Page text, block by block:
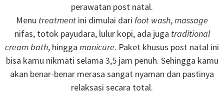
perawatan post natal.
Menu treatment ini dimulai dari foot wash,massage
nifas, totok payudara, lulur kopi, ada juga traditional
cream bath, hingga manicure. Paket khusus post natal ini
bisa kamu nikmati selama 3,5 jam penuh. Sehingga kamu
akan benar-benar merasa sangat nyaman dan pastinya
relaksasi secara total.